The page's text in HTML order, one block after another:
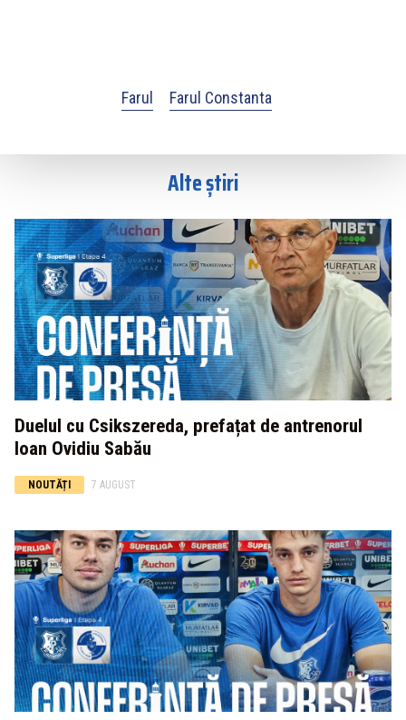
Farul Farul Constanta
Alte știri
Duelul cu Csikszereda, prefațat de antrenorul
Ioan Ovidiu Sabău
NOUTĂȚI 7 AUGUST